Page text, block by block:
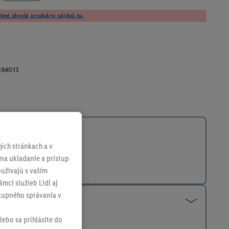
skvelé produkty nájdeš tu.
stránkach a v
ukladanie a prístup
s vaším
služieb Lidl aj
správania v
sa prihlásite do